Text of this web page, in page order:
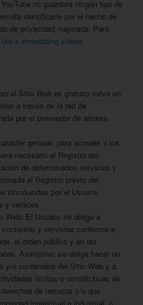
no guardará ningún tipo de
identificarle por el hecho de
de privacidad mejorada. Para
embedding videos
al Sitio Web es gratuito salvo en
a través de la red de
por el proveedor de acceso
general, para acceder a los
necesario el Registro del
de determinados servicios y
al Registro previo del
introducidos por el Usuario
y veraces.
Web: El Usuario se obliga a
y servicios conforme a
el orden público y en las
Asimismo, se obliga hacer un
y/o contenidos del Sitio Web y a
ilícitas o constitutivas de
de terceros y/o que